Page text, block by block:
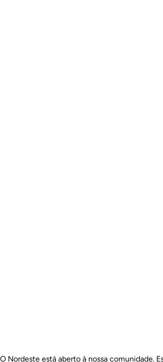
O Nordeste está aberto à nossa comunidade.